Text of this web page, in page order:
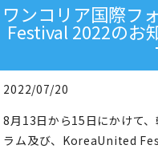
ワンコリア国際フ
Festival 2022のお
2022/07/20
8月13日から15日にかけて
ラム及び、KoreaUnited